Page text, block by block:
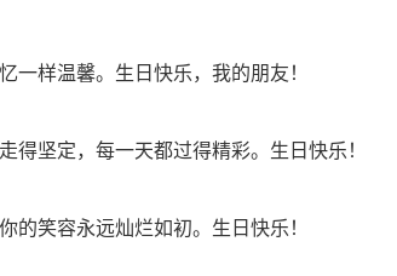
一样温馨。生日快乐，我的朋友！
得坚定，每一天都过得精彩。生日快乐！
的笑容永远灿烂如初。生日快乐！